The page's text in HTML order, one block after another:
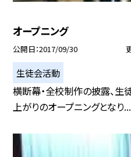
オープニング
公開日 2017/09/30
生徒会活動
横断幕・全校制作の披露、生
上がりのオープニングとなり...